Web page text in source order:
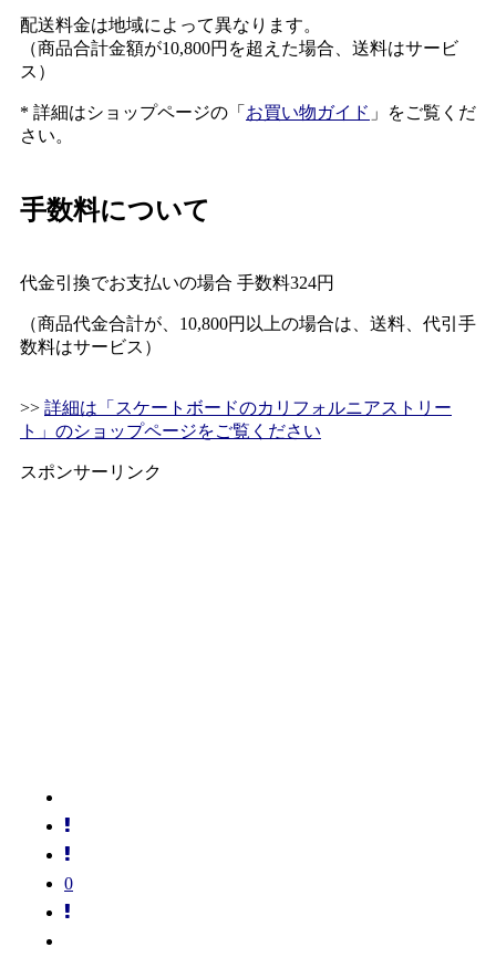
配送料金は地域によって異なります。
（商品合計金額が10,800円を超えた場合、送料はサービ
ス）
* 詳細はショップページの「 お買い物ガイド 」をご覧くだ
さい。
手数料について
代金引換でお支払いの場合 手数料324円
（商品代金合計が、10,800円以上の場合は、送料、代引手
数料はサービス）
>> 詳細は「スケートボードのカリフォルニアストリー
ト」のショップページをご覧ください
スポンサーリンク
0